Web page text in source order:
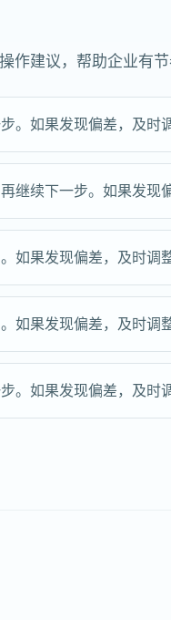
建议，帮助企业有节
如果发现偏差，及时
续下一步。如果发现
果发现偏差，及时调
果发现偏差，及时调
如果发现偏差，及时